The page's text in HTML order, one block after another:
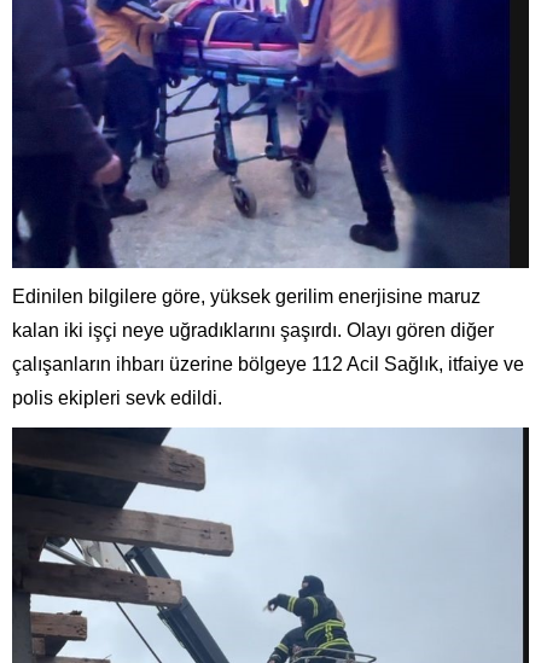
Edinilen bilgilere göre, yüksek gerilim enerjisine maruz
kalan iki işçi neye uğradıklarını şaşırdı. Olayı gören diğer
çalışanların ihbarı üzerine bölgeye 112 Acil Sağlık, itfaiye ve
polis ekipleri sevk edildi.